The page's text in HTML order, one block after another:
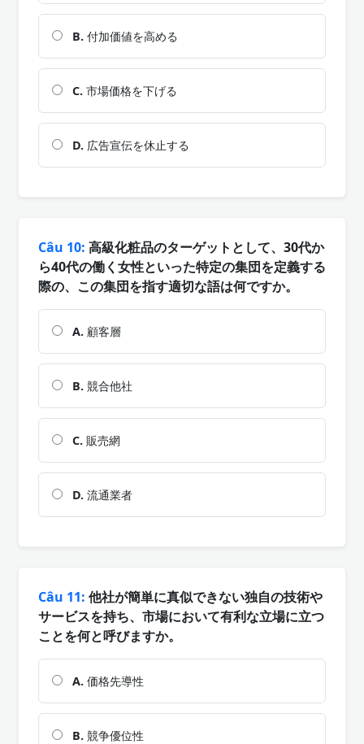
B. 付加価値を高める
C. 市場価格を下げる
D. 広告宣伝を休止する
Câu 10: 高級化粧品のターゲットとして、30代か
ら40代の働く女性といった特定の集団を定義する
際の、この集団を指す適切な語は何ですか。
A. 顧客層
B. 競合他社
C. 販売網
D. 流通業者
Câu 11: 他社が簡単に真似できない独自の技術や
サービスを持ち、市場において有利な立場に立つ
ことを何と呼びますか。
A. 価格先導性
B. 競争優位性